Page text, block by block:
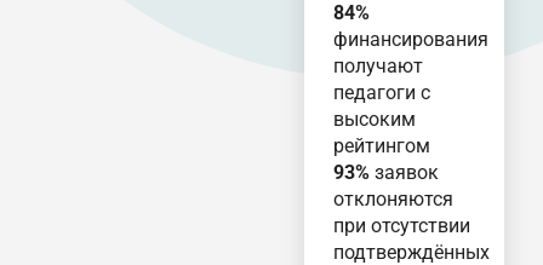
84%
финансирования
получают
педагоги с
высоким
рейтингом
93% заявок
отклоняются
при отсутствии
подтверждённых